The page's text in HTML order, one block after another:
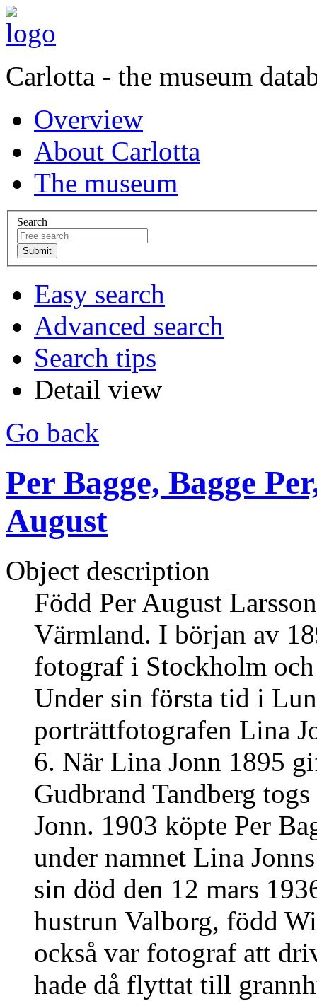
Carlotta - the museum
Overview
About Carlotta
The museum
Search
Easy search
Advanced search
Search tips
Detail view
Go back
Per Bagge, Bagge
August
Object description
Född Per August
Värmland. I början av
fotograf i Stockholm
Under sin första tid i
porträttfotografen Lina
6. När Lina Jonn 1895
Gudbrand Tandberg
Jonn. 1903 köpte Per
under namnet Lina
sin död den 12 mars
hustrun Valborg, född
också var fotograf att
hade då flyttat till